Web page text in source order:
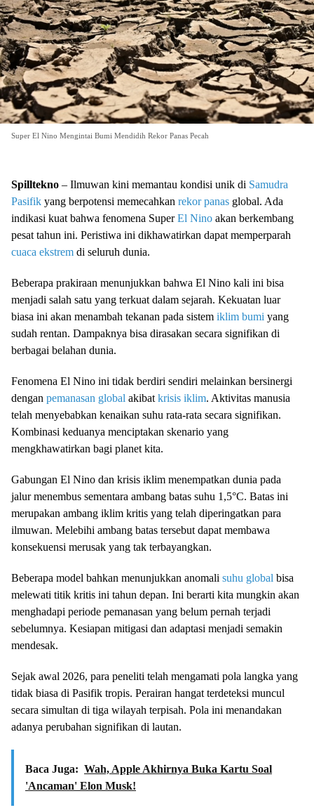
Super El Nino Mengintai Bumi Mendidih Rekor Panas Pecah
Spilltekno – Ilmuwan kini memantau kondisi unik di Samudra
Pasifik yang berpotensi memecahkan rekor panas global. Ada
indikasi kuat bahwa fenomena SuperEl Nino akan berkembang
pesat tahun ini. Peristiwa ini dikhawatirkan dapat memperparah
cuaca ekstrem di seluruh dunia.
Beberapa prakiraan menunjukkan bahwa El Nino kali ini bisa
menjadi salah satu yang terkuat dalam sejarah. Kekuatan luar
biasa ini akan menambah tekanan pada sistem iklim bumi yang
sudah rentan. Dampaknya bisa dirasakan secara signifikan di
berbagai belahan dunia.
Fenomena El Nino ini tidak berdiri sendiri melainkan bersinergi
dengan pemanasan global akibat krisis iklim. Aktivitas manusia
telah menyebabkan kenaikan suhu rata-rata secara signifikan.
Kombinasi keduanya menciptakan skenario yang
mengkhawatirkan bagi planet kita.
Gabungan El Nino dan krisis iklim menempatkan dunia pada
jalur menembus sementara ambang batas suhu 1,5°C. Batas ini
merupakan ambang iklim kritis yang telah diperingatkan para
ilmuwan. Melebihi ambang batas tersebut dapat membawa
konsekuensi merusak yang tak terbayangkan.
Beberapa model bahkan menunjukkan anomali suhu global bisa
melewati titik kritis ini tahun depan. Ini berarti kita mungkin akan
menghadapi periode pemanasan yang belum pernah terjadi
sebelumnya. Kesiapan mitigasi dan adaptasi menjadi semakin
mendesak.
Sejak awal 2026, para peneliti telah mengamati pola langka yang
tidak biasa di Pasifik tropis. Perairan hangat terdeteksi muncul
secara simultan di tiga wilayah terpisah. Pola ini menandakan
adanya perubahan signifikan di lautan.
Baca Juga: Wah, Apple Akhirnya Buka Kartu Soal
'Ancaman' Elon Musk!